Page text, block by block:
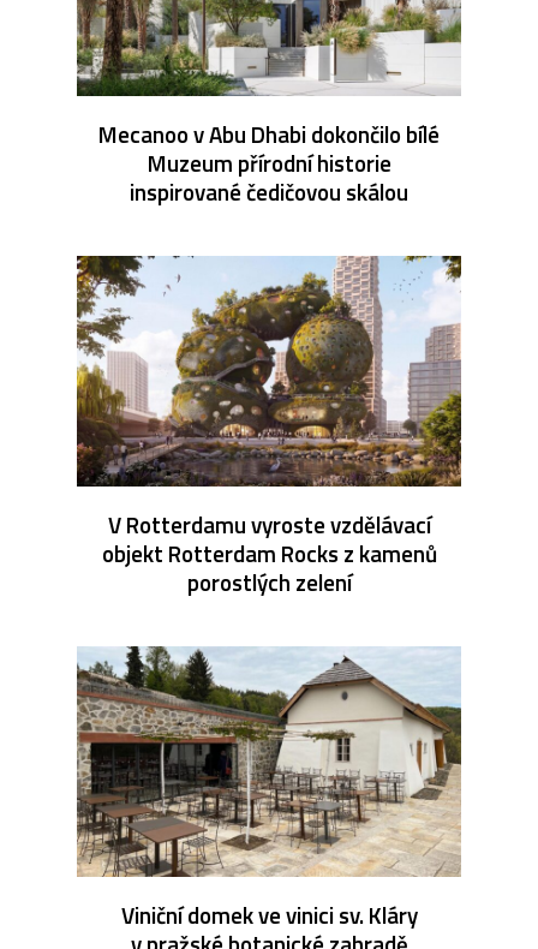
Mecanoo v Abu Dhabi dokončilo bílé
Muzeum přírodní historie
inspirované čedičovou skálou
V Rotterdamu vyroste vzdělávací
objekt Rotterdam Rocks z kamenů
porostlých zelení
Viniční domek ve vinici sv. Kláry